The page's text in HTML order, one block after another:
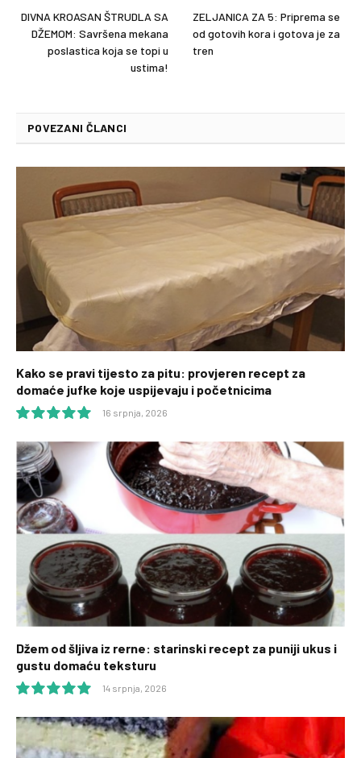
DIVNA KROASAN ŠTRUDLA SA
DŽEMOM: Savršena mekana
poslastica koja se topi u
ustima!
ZELJANICA ZA 5: Priprema se
od gotovih kora i gotova je za
tren
POVEZANI ČLANCI
Kako se pravi tijesto za pitu: provjeren recept za
domaće jufke koje uspijevaju i početnicima
10.0
16 srpnja, 2026
Džem od šljiva iz rerne: starinski recept za puniji ukus i
gustu domaću teksturu
10.0
14 srpnja, 2026